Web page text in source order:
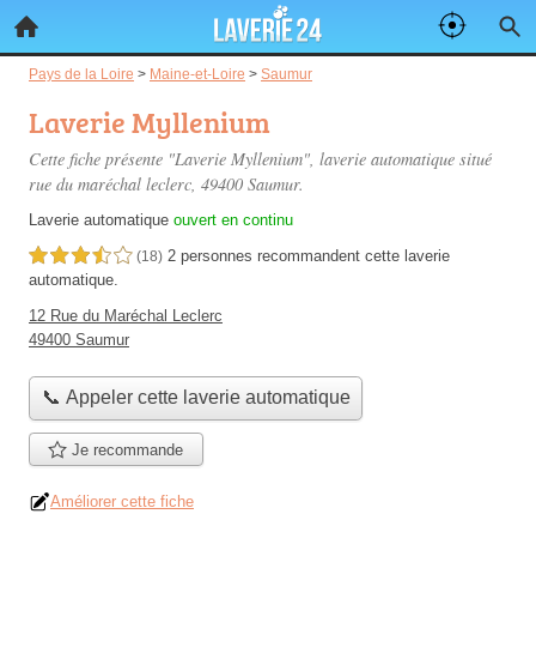
Pays de la Loire > Maine-et-Loire > Saumur
Laverie Myllenium
Cette fiche présente "Laverie Myllenium", laverie automatique situé
rue du maréchal leclerc, 49400 Saumur.
Laverie automatique ouvert en continu
3,5 étoiles sur 5 (18) 2 personnes recommandent cette laverie
automatique.
12 Rue du Maréchal Leclerc
49400 Saumur
📞 Appeler cette laverie automatique
Je recommande
Améliorer cette fiche